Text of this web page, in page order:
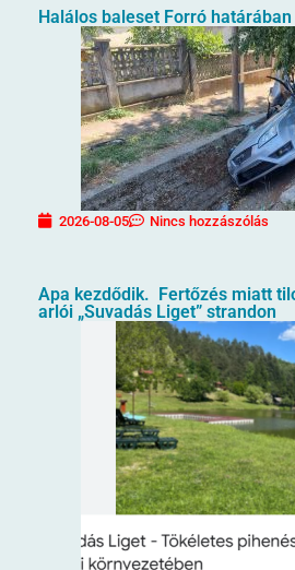
Halálos baleset Forró határában
2026-08-05 Nincs hozzászólás
Apa kezdődik. Fertőzés miatt
arlói „Suvadás Liget” strandon